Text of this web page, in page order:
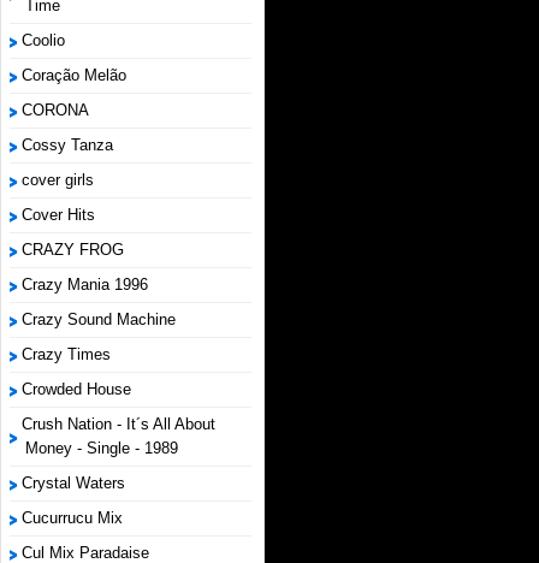
Time
Coolio
Coração Melão
CORONA
Cossy Tanza
cover girls
Cover Hits
CRAZY FROG
Crazy Mania 1996
Crazy Sound Machine
Crazy Times
Crowded House
Crush Nation - It´s All About
Money - Single - 1989
Crystal Waters
Cucurrucu Mix
Cul Mix Paradaise